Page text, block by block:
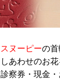
スヌーピーの
しあわせのお
診察券・現金